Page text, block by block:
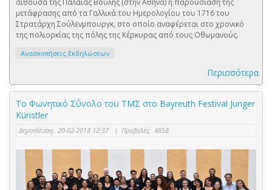
μετάφρασης από τα Γαλλικά του Ημερολογίου του 1716 του
Στρατάρχη Σούλενμπουργκ, στο οποίο αναφέρεται στο χρονικό
της πολιορκίας της πόλης της Κέρκυρας από τους Οθωμανούς.
Ανασκοπήσεις Εκδηλώσεων
Περισσότερα
Το Φωνητικό Σύνολο του ΤΜΣ στο Bayreuth Festival Junger
Künstler
Δημοσίευση: 20-02-2018 12:37 | Προβολές: 4858